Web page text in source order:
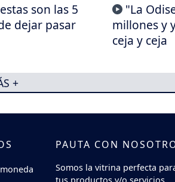
son las 5
dejar pasar
"La
millones y
ceja y ceja
+
PAUTA CON
Somos la vitrina perfecta
tus productos y/o servicios